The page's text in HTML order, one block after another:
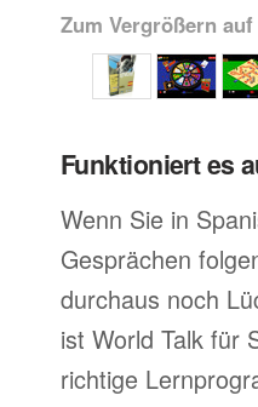
Zum Vergrößern
Funktioniert es
Wenn Sie in
Gesprächen
durchaus noch
ist World Talk für
richtige